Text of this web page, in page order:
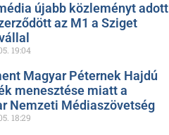
újabb közleményt adott
az M1 a Sziget
19:04
Magyar Péternek Hajdú
menesztése miatt a
Nemzeti Médiaszövetség
18:29